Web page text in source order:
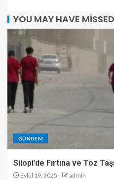
YOU MAY HAVE MISSED
GÜNDEM
Silopi’de Fırtına ve Toz
Eylül 19, 2025 admin